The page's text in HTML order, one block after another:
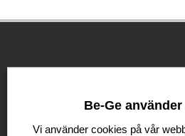
Be-Ge Koncernen är en
verksamhet i Sverige,
Be-Ge
Vi använder cookies på vår